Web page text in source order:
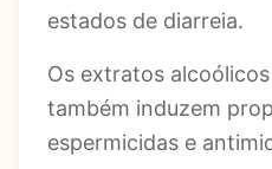
estados de diarreia.
Os extratos
também induzem
espermicidas e